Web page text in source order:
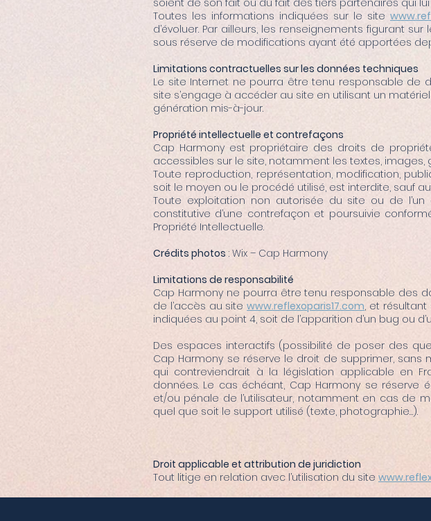
soient de son fait ou du fait des tiers partenaires qui
Toutes les informations indiquées sur le site
d’évoluer. Par ailleurs, les renseignements figurant sur
sous réserve de modifications ayant été apportées
Limitations contractuelles sur les données techniques
Le site Internet ne pourra être tenu responsable de
site s’engage à accéder au site en utilisant un
génération mis-à-jour.
Propriété intellectuelle et contrefaçons
Cap Harmony est propriétaire des droits de
accessibles sur le site, notamment les textes, images,
Toute reproduction, représentation, modification,
soit le moyen ou le procédé utilisé, est interdite, sauf
Toute exploitation non autorisée du site ou de
constitutive d’une contrefaçon et poursuivie
Propriété Intellectuelle.
Crédits photos : Wix – Cap Harmony
Limitations de responsabilité
Cap Harmony ne pourra être tenu responsable des
de l’accès au sitewww.reflexoparis17.com, et résultant
indiquées au point 4, soit de l’apparition d’un bug ou
Des espaces interactifs (possibilité de poser des
Cap Harmony se réserve le droit de supprimer,
qui contreviendrait à la législation applicable en
données. Le cas échéant, Cap Harmony se
et/ou pénale de l’utilisateur, notamment en cas de
quel que soit le support utilisé (texte, photographie…).
Droit applicable et attribution de juridiction
Tout litige en relation avec l’utilisation du site